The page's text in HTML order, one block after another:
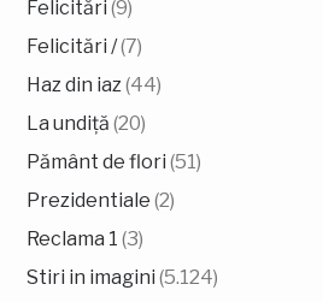
Felicitări (9)
Felicitări /(7)
Haz din iaz (44)
La undiță (20)
Pământ de flori (51)
Prezidentiale (2)
Reclama 1 (3)
Stiri in imagini (5.124)